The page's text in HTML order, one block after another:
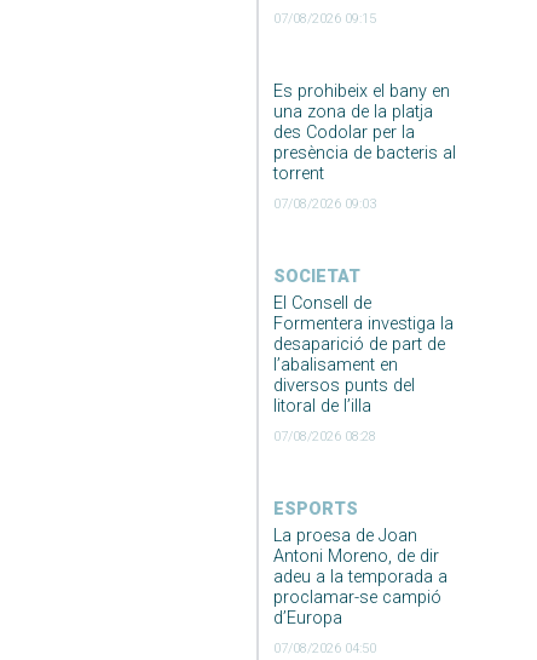
07/08/2026 09:15
Es prohibeix el bany en
una zona de la platja
des Codolar per la
presència de bacteris al
torrent
07/08/2026 09:03
SOCIETAT
El Consell de
Formentera investiga la
desaparició de part de
l’abalisament en
diversos punts del
litoral de l’illa
07/08/2026 08:28
ESPORTS
La proesa de Joan
Antoni Moreno, de dir
adeu a la temporada a
proclamar-se campió
d’Europa
07/08/2026 04:50